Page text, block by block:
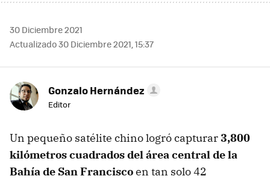
30 Diciembre 2021
Actualizado 30 Diciembre 2021, 15:37
Gonzalo Hernández
Editor
Un pequeño satélite chino logró capturar3,800
kilómetros cuadrados del área central de la
Bahía de San Franciscoen tan solo 42